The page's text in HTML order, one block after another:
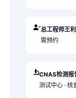
总工程师王
需预约
CNAS检测报
测试中心 ·